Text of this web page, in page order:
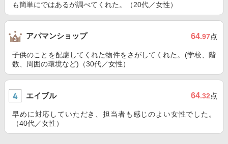
も簡単にではあるが調べてくれた。（20代／女性）
アパマンショップ 64.97点
子供のことを配慮してくれた物件をさがしてくれた。(学校、階
数、周囲の環境など)（30代／女性）
エイブル 64.32点
早めに対応していただき、担当者も感じのよい女性でした。
（40代／女性）